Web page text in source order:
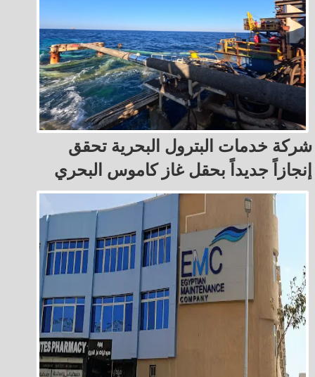
شركة خدمات البترول البحرية تحقق
إنجازاً جديداً بحقل غاز كاموس البحري